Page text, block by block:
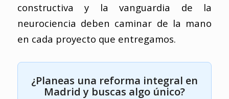
constructiva y la vanguardia de la
neurociencia deben caminar de la mano
en cada proyecto que entregamos.
¿Planeas una reforma integral en
Madrid y buscas algo único?